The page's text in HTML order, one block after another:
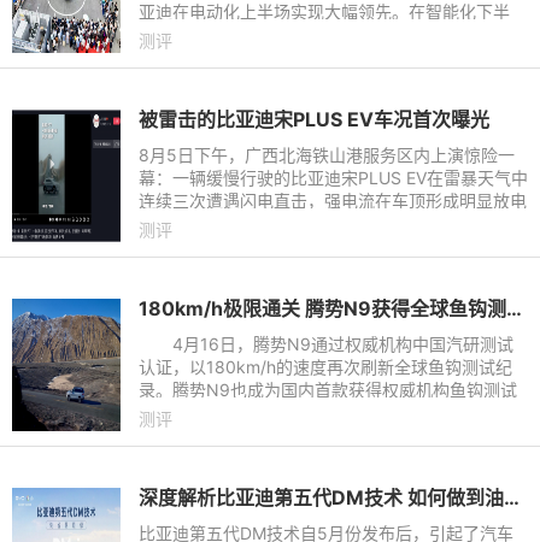
亚迪在电动化上半场实现大幅领先。在智能化下半
场，比亚迪重磅发布整车智能战略。在整车智能战略
测评
被雷击的比亚迪宋PLUS EV车况首次曝光
8月5日下午，广西北海铁山港服务区内上演惊险一
幕：一辆缓慢行驶的比亚迪宋PLUS EV在雷暴天气中
连续三次遭遇闪电直击，强电流在车顶形成明显放电
现象，据了解车内女性驾驶员全程未受伤害，并已按
测评
180km/h极限通关 腾势N9获得全球鱼钩测试最高速认证
4月16日，腾势N9通过权威机构中国汽研测试
认证，以180km/h的速度再次刷新全球鱼钩测试纪
录。腾势N9也成为国内首款获得权威机构鱼钩测试
认证的车型。之前，在腾势N9发布会上官方公布的
测评
深度解析比亚迪第五代DM技术 如何做到油耗减半、续航翻倍？
比亚迪第五代DM技术自5月份发布后，引起了汽车